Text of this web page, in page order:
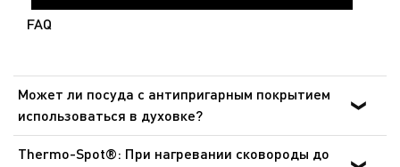
FAQ
Может ли посуда с антипригарным покрытием
использоваться в духовке?
Для приготовления пищи в духовке могут
использоваться только сковороды, ковши и сотейники
Thermo-Spot®: При нагревании сковороды до